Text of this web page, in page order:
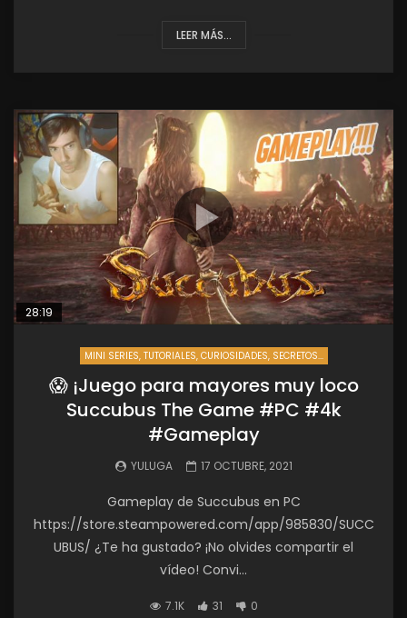
LEER MÁS...
28:19
MINI SERIES, TUTORIALES, CURIOSIDADES, SECRETOS...
😱 ¡Juego para mayores muy loco
Succubus The Game #PC #4k
#Gameplay
YULUGA 17 OCTUBRE, 2021
Gameplay de Succubus en PC
https://store.steampowered.com/app/985830/SUCC
UBUS/ ¿Te ha gustado? ¡No olvides compartir el
vídeo! Convi...
7.1K 31 0